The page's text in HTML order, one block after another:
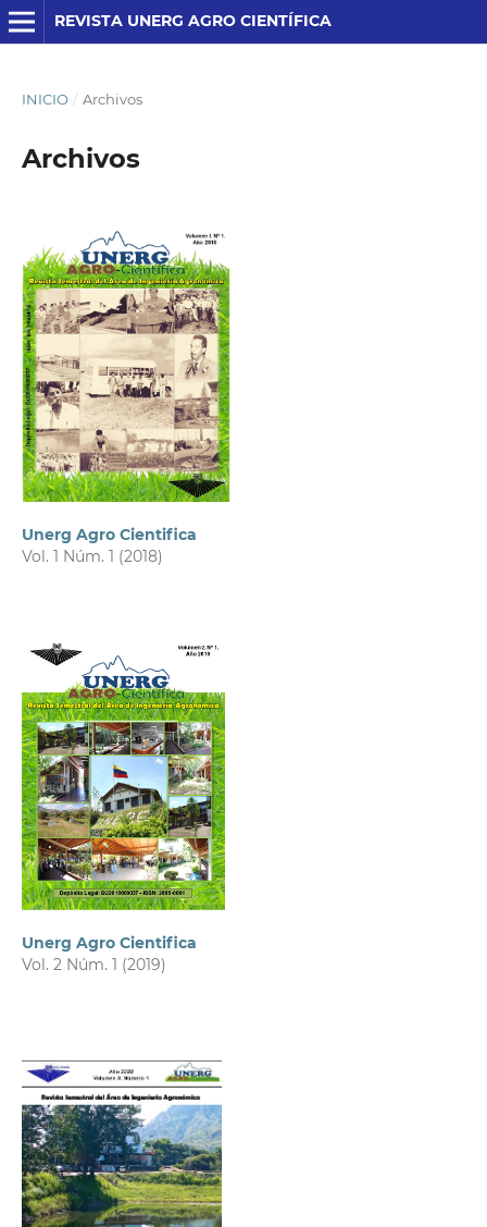
REVISTA UNERG AGRO CIENTÍFICA
INICIO / Archivos
Archivos
Unerg Agro Cientifica
Vol. 1 Núm. 1 (2018)
Unerg Agro Cientifica
Vol. 2 Núm. 1 (2019)